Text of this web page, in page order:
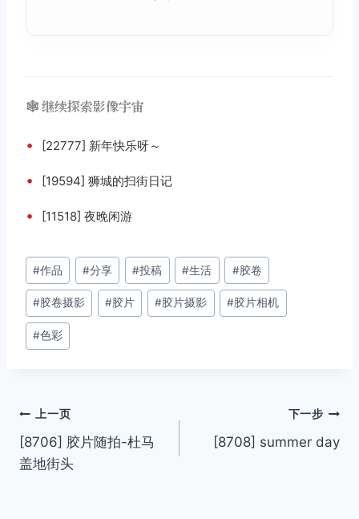
🕸️ 继续探索影像宇宙
• [22777] 新年快乐呀～
• [19594] 狮城的扫街日记
• [11518] 夜晚闲游
文
章
标
签：
#作品 #分享 #投稿 #生活 #胶卷
#胶卷摄影 #胶片 #胶片摄影 #胶片相机
#色彩
文
章
上一页
[8706] 胶片随拍-杜马
盖地街头
下一步
[8708] summer day